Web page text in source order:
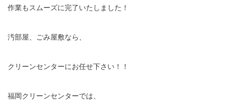
作業もスムーズに完了いたしました！
汚部屋、ごみ屋敷なら、
クリーンセンターにお任せ下さい！！
福岡クリーンセンターでは、